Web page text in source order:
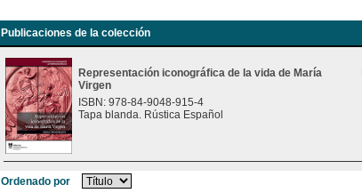
Publicaciones de la colección
Representación iconográfica de la vida de María
Virgen
ISBN: 978-84-9048-915-4
Tapa blanda. Rústica Español
Ordenado por